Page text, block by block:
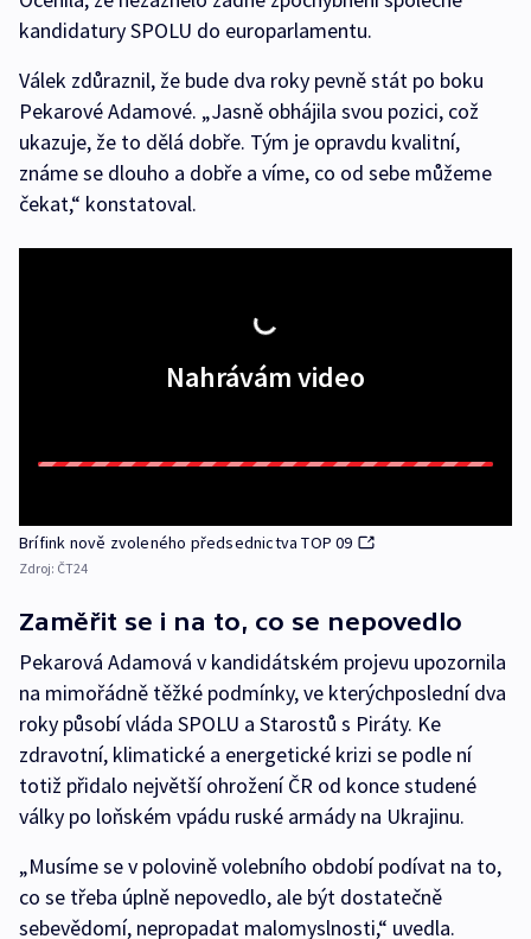
kandidatury SPOLU do europarlamentu.
Válek zdůraznil, že bude dva roky pevně stát po boku
Pekarové Adamové. „Jasně obhájila svou pozici, což
ukazuje, že to dělá dobře. Tým je opravdu kvalitní,
známe se dlouho a dobře a víme, co od sebe můžeme
čekat,“ konstatoval.
Nahrávám video
Brífink nově zvoleného předsednictva TOP 09
Zdroj: ČT24
Zaměřit se i na to, co se nepovedlo
Pekarová Adamová v kandidátském projevu upozornila
na mimořádně těžké podmínky, ve kterýchposlední dva
roky působí vláda SPOLU a Starostů s Piráty. Ke
zdravotní, klimatické a energetické krizi se podle ní
totiž přidalo největší ohrožení ČR od konce studené
války po loňském vpádu ruské armády na Ukrajinu.
„Musíme se v polovině volebního období podívat na to,
co se třeba úplně nepovedlo, ale být dostatečně
sebevědomí, nepropadat malomyslnosti,“ uvedla.